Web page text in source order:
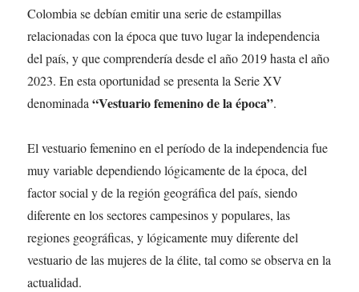
Colombia se debían emitir una serie de estampillas
relacionadas con la época que tuvo lugar la independencia
del país, y que comprendería desde el año 2019 hasta el año
2023. En esta oportunidad se presenta la Serie XV
denominada“Vestuario femenino de la época”.
El vestuario femenino en el período de la independencia fue
muy variable dependiendo lógicamente de la época, del
factor social y de la región geográfica del país, siendo
diferente en los sectores campesinos y populares, las
regiones geográficas, y lógicamente muy diferente del
vestuario de las mujeres de la élite, tal como se observa en la
actualidad.